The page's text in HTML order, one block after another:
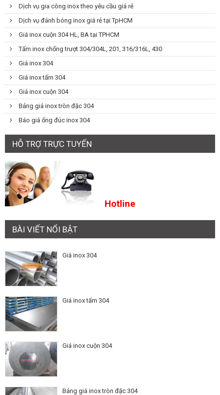
Dịch vụ gia công inox theo yêu cầu giá rẻ
Dịch vụ đánh bóng inox giá rẻ tại TpHCM
Giá inox cuộn 304 HL, BA tại TPHCM
Tấm inox chống trượt 304/304L, 201, 316/316L, 430
Giá inox 304
Giá inox tấm 304
Giá inox cuộn 304
Bảng giá inox tròn đặc 304
Báo giá ống đúc inox 304
HỖ TRỢ TRỰC TUYẾN
Hotline
BÀI VIẾT NỔI BẬT
Giá inox 304
Giá inox tấm 304
Giá inox cuộn 304
Bảng giá inox tròn đặc 304